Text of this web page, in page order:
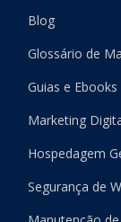
Blog
Glossário de
Guias e Ebooks
Marketing
Hospedagem
Segurança de